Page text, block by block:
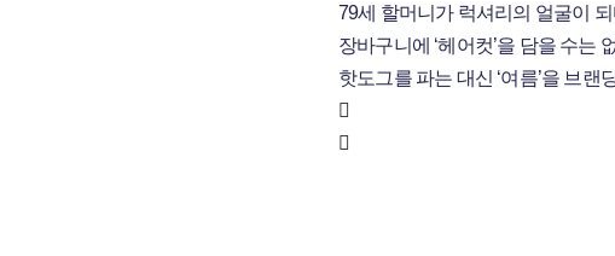
79세 할머니가 럭셔리의 얼굴이
장바구니에 ‘헤어컷’을 담을 수는
핫도그를 파는 대신 ‘여름’을 브랜